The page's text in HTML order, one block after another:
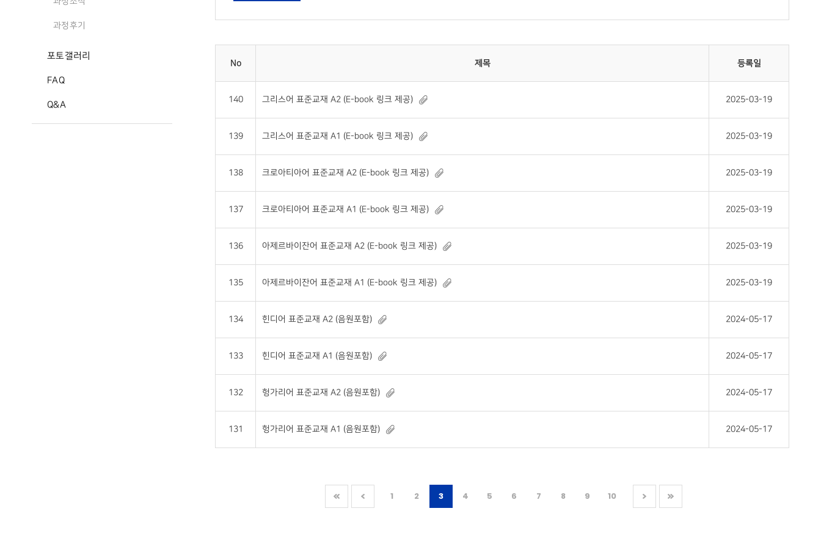
과정후기
포토갤러리
FAQ
Q&A
No 제목 등록일
140 그리스어 표준교재 A2 (E-book 링크 제공) 2025-03-19
139 그리스어 표준교재 A1 (E-book 링크 제공) 2025-03-19
138 크로아티아어 표준교재 A2 (E-book 링크 제공) 2025-03-19
137 크로아티아어 표준교재 A1 (E-book 링크 제공) 2025-03-19
136 아제르바이잔어 표준교재 A2 (E-book 링크 제공) 2025-03-19
135 아제르바이잔어 표준교재 A1 (E-book 링크 제공) 2025-03-19
134 힌디어 표준교재 A2 (음원포함) 2024-05-17
133 힌디어 표준교재 A1 (음원포함) 2024-05-17
132 헝가리어 표준교재 A2 (음원포함) 2024-05-17
131 헝가리어 표준교재 A1 (음원포함) 2024-05-17
1 2 3 4 5 6 7 8 9 10